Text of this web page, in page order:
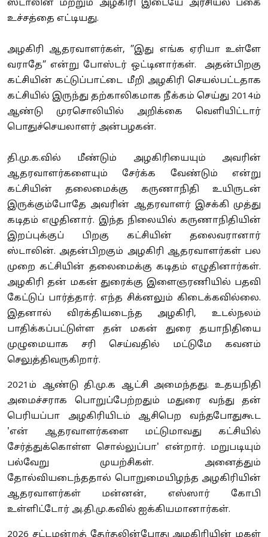
ஸ்டாலின் மற்றும் அழகிரி இடையே அரசியல் பகை
உச்சத்தை எட்டியது.
அழகிரி ஆதரவாளர்கள், ”இது எங்க ஏரியா உள்ளே
வராதே” என்று போஸ்டர் ஒட்டினார்கள். அதன்பிறகு
கட்சியின் கட்டுப்பாட்டை மீறி அழகிரி செயல்பட்டதாக
கட்சியில் இருந்து தற்காலிகமாக நீக்கம் செய்து 2014ம்
ஆண்டு முரசொலியில் அறிக்கை வெளியிட்டார்
பொதுச்செயலாளர் அன்பழகன்.
தி.மு.க.வில் மீண்டும் அழகிரியையும் அவரின்
ஆதரவாளர்களையும் சேர்க்க வேண்டும் என்று
கட்சியின் தலைமைக்கு கருணாநிதி உயிருடன்
இருக்கும்போதே அவரின் ஆதரவாளர் இசக்கி முத்து
கடிதம் எழுதினார். இந்த நிலையில் கருணாநிதியின்
இறப்புக்குப் பிறகு கட்சியின் தலைவரானார்
ஸ்டாலின். அதன்பிறகும் அழகிரி ஆதரவாளர்கள் பல
முறை கட்சியின் தலைமைக்கு கடிதம் எழுதினார்கள்.
அழகிரி தன் மகன் துரைக்கு இளைஞரணியில் பதவி
கேட்டுப் பார்த்தார். எந்த சிக்னலும் கிடைக்கவில்லை.
இதனால் விரக்தியடைந்த அழகிரி, உடல்நலம்
பாதிக்கப்பட்டுள்ள தன் மகன் துரை தயாநிதியை
முழுமையாக சரி செய்வதில் மட்டுமே கவனம்
செலுத்திவருகிறார்.
2021ம் ஆண்டு தி.மு.க ஆட்சி அமைந்தது. உதயநிதி
அமைச்சராக பொறுப்பேற்றதும் மதுரை வந்து தன்
பெரியப்பா அழகிரியிடம் ஆசிபெற வந்தபோதுகூட
'என் ஆதரவாளர்களை மட்டுமாவது கட்சியில்
சேர்த்துக்கொள்ள சொல்லுப்பா' என்றார். மறுபடியும்
பல்வேறு முயற்சிகள். அனைத்தும்
தோல்வியடைந்ததால் பொறுமையிழந்த அழகிரியின்
ஆதரவாளர்கள் மன்னன், எஸ்ஸார் கோபி
உள்ளிட்டோர் அ.தி.மு.கவில் ஐக்கியமானார்கள்.